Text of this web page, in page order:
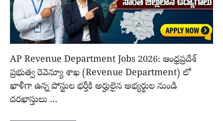
AP Revenue Department Jobs 2026: ఆంధ్రప్రదేశ్
ప్రభుత్వ రెవెన్యూ శాఖ (Revenue Department) లో
ఖాళీగా ఉన్న పోస్టుల భర్తీకి అర్హులైన అభ్యర్థుల నుండి
దరఖాస్తులు …